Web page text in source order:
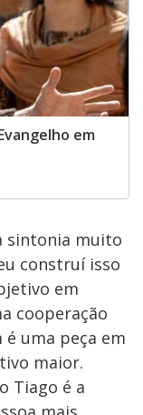
em
sintonia muito
construí isso
em
cooperação
é uma peça em
maior.
Tiago é a